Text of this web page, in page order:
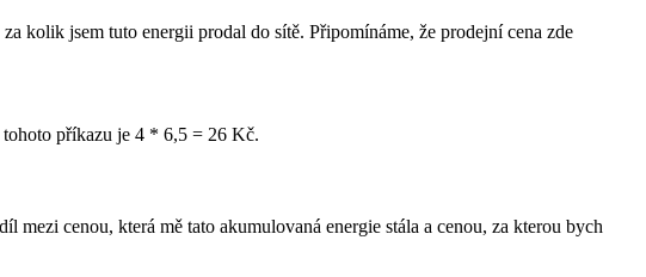
kolik jsem tuto energii prodal do sítě. Připomínáme, že prodejní cena zde
příkazu je 4 * 6,5 = 26 Kč.
cenou, která mě tato akumulovaná energie stála a cenou, za kterou bych